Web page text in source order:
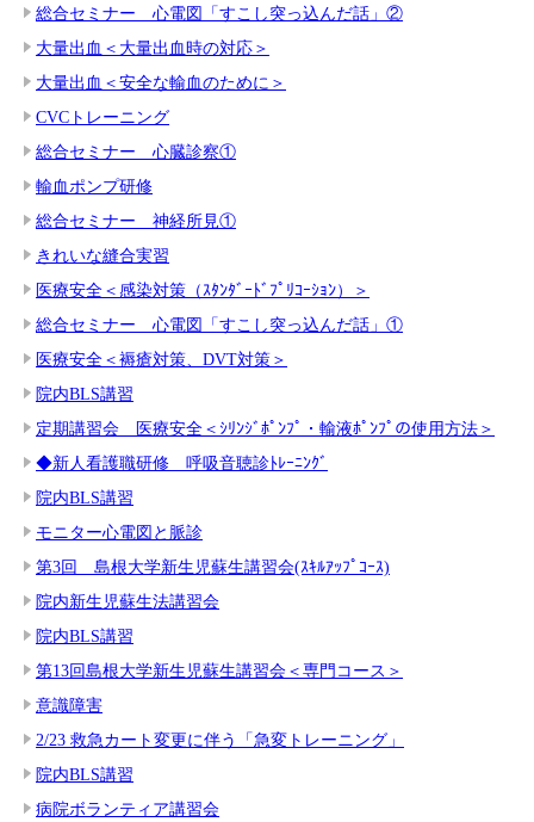
総合セミナー 心電図「すこし突っ込んだ話」②
大量出血＜大量出血時の対応＞
大量出血＜安全な輸血のために＞
CVCトレーニング
総合セミナー 心臓診察①
輸血ポンプ研修
総合セミナー 神経所見①
きれいな縫合実習
医療安全＜感染対策（ｽﾀﾝﾀﾞｰﾄﾞﾌﾟﾘｺｰｼｮﾝ）＞
総合セミナー 心電図「すこし突っ込んだ話」①
医療安全＜褥瘡対策、DVT対策＞
院内BLS講習
定期講習会 医療安全＜ｼﾘﾝｼﾞﾎﾟﾝﾌﾟ・輸液ﾎﾟﾝﾌﾟの使用方法＞
◆新人看護職研修 呼吸音聴診ﾄﾚｰﾆﾝｸﾞ
院内BLS講習
モニター心電図と脈診
第3回 島根大学新生児蘇生講習会(ｽｷﾙｱｯﾌﾟｺｰｽ)
院内新生児蘇生法講習会
院内BLS講習
第13回島根大学新生児蘇生講習会＜専門コース＞
意識障害
2/23 救急カート変更に伴う「急変トレーニング」
院内BLS講習
病院ボランティア講習会